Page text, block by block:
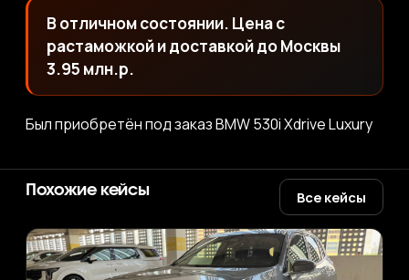
В отличном состоянии. Цена с
растаможкой и доставкой до Москвы
3.95 млн.р.
Был приобретён под заказ BMW 530i Xdrive Luxury
Похожие кейсы Все кейсы